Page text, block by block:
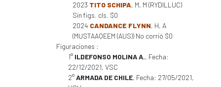
2023 TITO SCHIPA, M, M (RYDILLUC)
Sin figs. cls. $0
2024 CANDANCE FLYNN, H, A
(MUSTAAQEEM (AUS)) No corrió $0
Figuraciones :
1° ILDEFONSO MOLINA A., Fecha:
22/12/2021, VSC
2°ARMADA DE CHILE, Fecha: 27/05/2021,